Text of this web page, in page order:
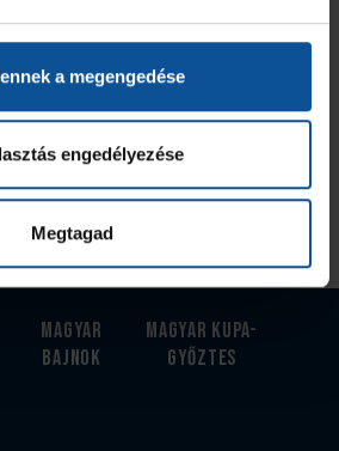
a megengedése
engedélyezése
Megtagad
Magyar
bajnok
Magyar kupa-
győztes